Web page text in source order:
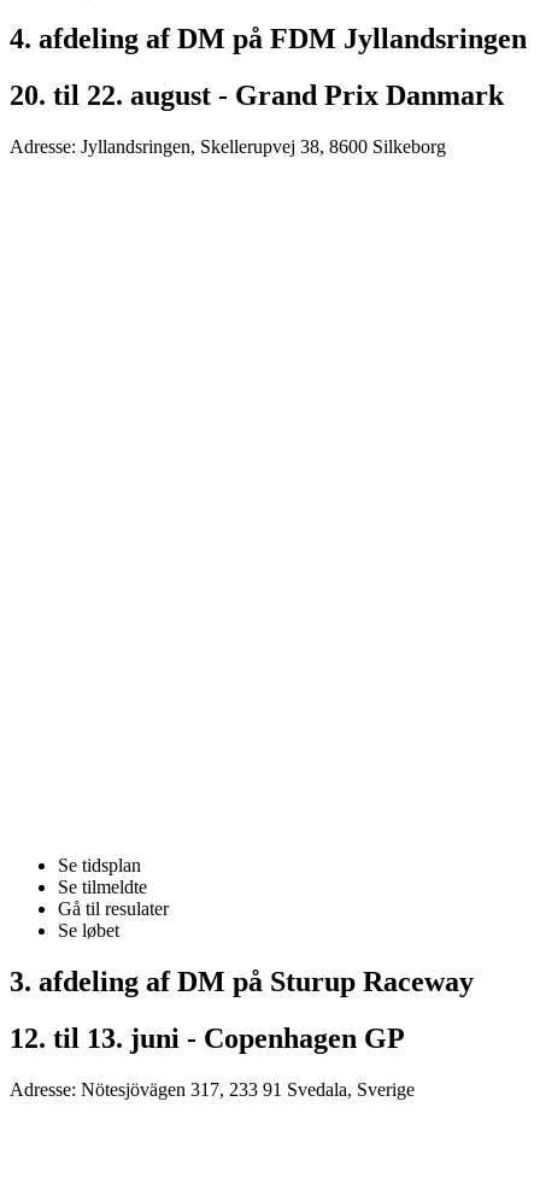
4. afdeling af DM på FDM Jyllandsringen
20. til 22. august - Grand Prix Danmark
Adresse: Jyllandsringen, Skellerupvej 38, 8600 Silkeborg
Se tidsplan
Se tilmeldte
Gå til resulater
Se løbet
3. afdeling af DM på Sturup Raceway
12. til 13. juni - Copenhagen GP
Adresse: Nötesjövägen 317, 233 91 Svedala, Sverige